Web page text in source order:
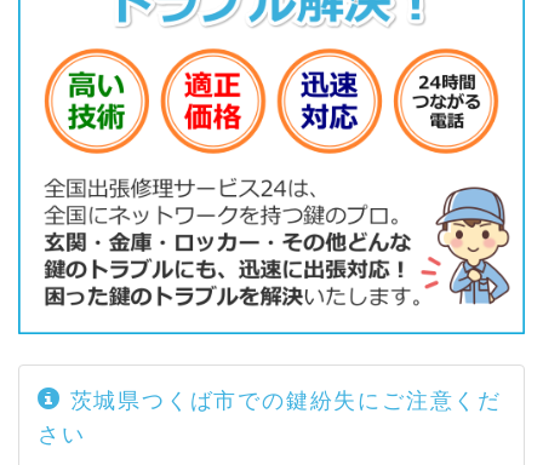
崎 / 島 / 島名 / 下岩崎 / 下大島 / 下萱丸 / 下河原崎 /
松栄 / 城山 / 陣場 / 菅間 / 杉木 / 諏訪 / 千現 / 台町 /
平 / 高崎 / 高須賀 / 高田 / 鷹野原 / 高見原 / 高山 / 高
良田 / 田倉 / 竹園 / 立原 / 館野 / 田中 / 玉取 / 田水山
/ 筑波 / 筑穂 / 作谷 / 土田 / 手子生 / 手代木 / 寺具 /
天王台 / 東光台 / 遠東 / 豊里の杜 / 中内 / 中菅間 / 中
根 / 中野 / 中東原新田 / 中別府 / 長峰 / 中山 / 鍋沼新
田 / 並木 / 西大井 / 西大沼 / 西大橋 / 西岡 / 西栗山 /
西高野 / 西沢 / 西の沢 / 西原 / 西平塚 / 二の宮 / 沼崎
/ 沼田 / 根崎 / 野畑 / 蓮沼 / 八幡台 / 百家 / 泊崎 / 花
宝陽台 / 細見 / 洞下 / 本沢 / 前野 / 牧園 / 真瀬 / 松代
/ 松塚 / 松野木 / 松の里 / 水堀 / 緑が丘 / 緑ケ原 / み
茨城県つくば市での鍵紛失にご注意くだ
さい